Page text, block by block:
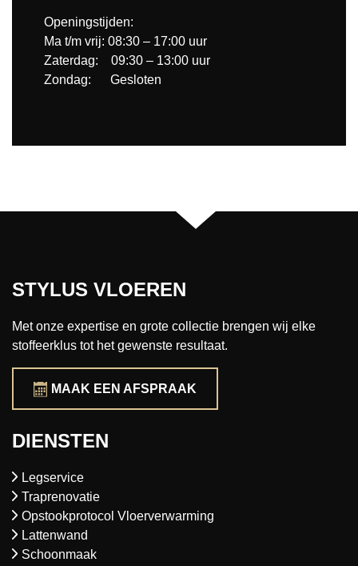
Openingstijden:
Ma t/m vrij: 08:30 – 17:00 uur
Zaterdag: 09:30 – 13:00 uur
Zondag: Gesloten
STYLUS VLOEREN
Met onze expertise en grote collectie brengen wij elke
stoffeerklus tot het gewenste resultaat.
MAAK EEN AFSPRAAK
DIENSTEN
Legservice
Traprenovatie
Opstookprotocol Vloerverwarming
Lattenwand
Schoonmaak